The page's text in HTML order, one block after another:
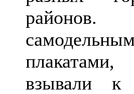
взывали